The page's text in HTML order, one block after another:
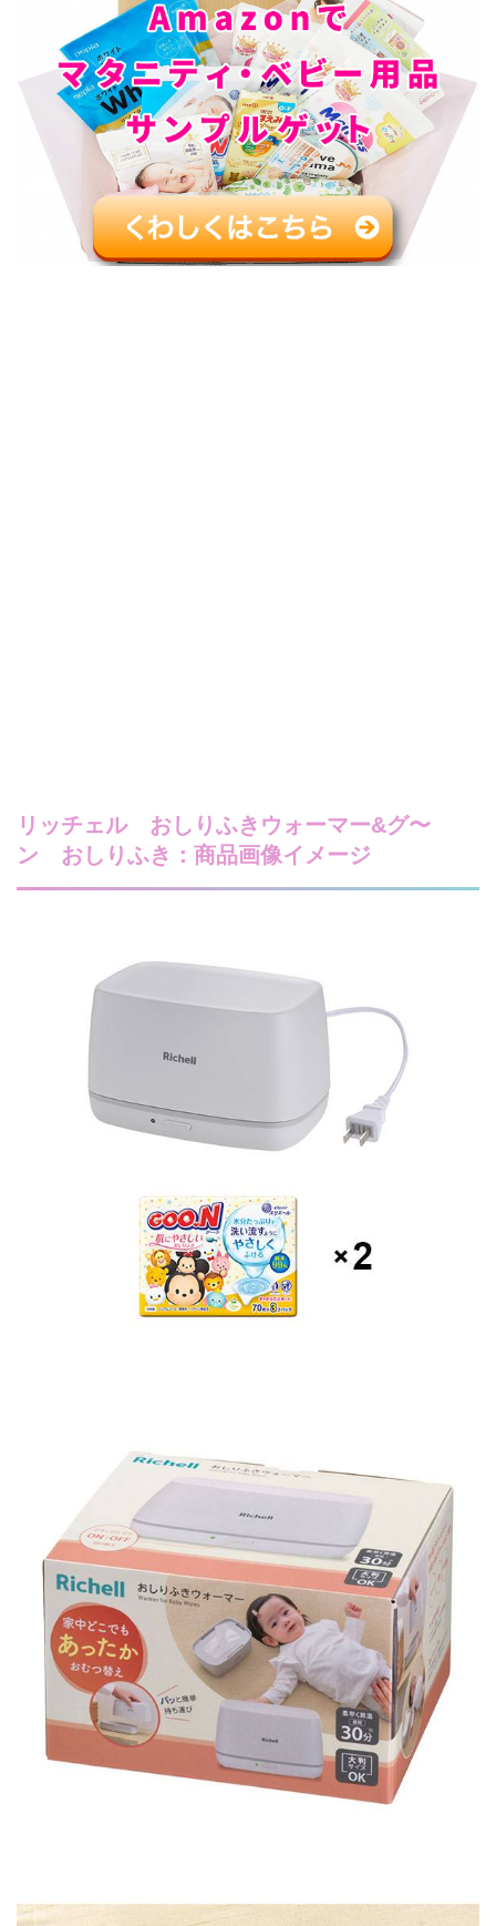
リッチェル おしりふきウォーマー&グ〜
ン おしりふき：商品画像イメージ